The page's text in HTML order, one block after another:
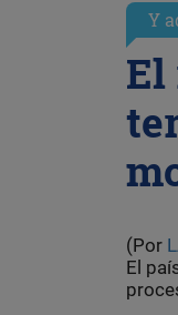
Y
El
(Por
El